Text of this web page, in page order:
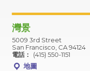
灣景
5009 3rd Street
San Francisco, CA 94124
電話：
(415) 550-1151
地圖